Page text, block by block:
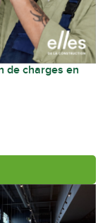
de charges en